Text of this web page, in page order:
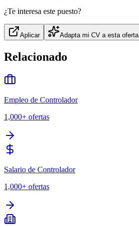
¿Te interesa este puesto?
Aplicar Adapta mi CV a esta oferta
Relacionado
Empleo de Controlador
1,000+ ofertas
Salario de Controlador
1,000+ ofertas